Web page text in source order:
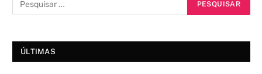
ÚLTIMAS